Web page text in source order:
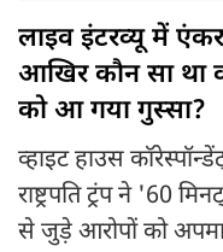
लाइव इंटरव्यू में एंकर
आखिर कौन सा था
को आ गया गुस्सा?
व्हाइट हाउस
राष्ट्रपति ट्रंप ने '60
से जुड़े आरोपों को